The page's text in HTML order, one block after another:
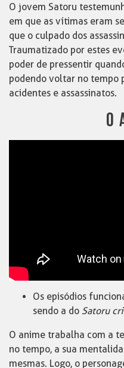
O jovem Satoru
em que as vítimas eram
que o culpado dos
Traumatizado por estes
poder de pressentir
podendo voltar no tempo
acidentes e assassinatos.
O
Os episódios
sendo a do Satoru
O anime trabalha com a
no tempo, a sua
mesmas. Logo, o